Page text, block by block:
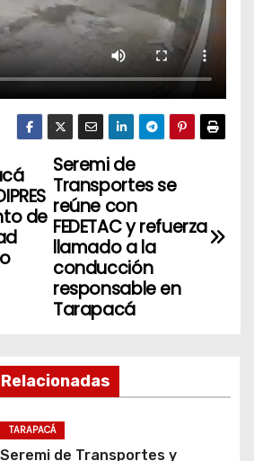
Seremi de
Transportes se
reúne con
FEDETAC y refuerza
llamado a la
conducción
responsable en
Tarapacá
de
TARAPACÁ
Seremi de Transportes y